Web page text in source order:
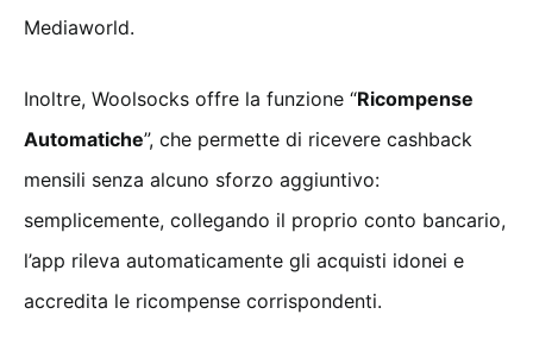
Mediaworld.
Inoltre, Woolsocks offre la funzione “Ricompense
Automatiche”, che permette di ricevere cashback
mensili senza alcuno sforzo aggiuntivo:
semplicemente, collegando il proprio conto bancario,
l’app rileva automaticamente gli acquisti idonei e
accredita le ricompense corrispondenti.